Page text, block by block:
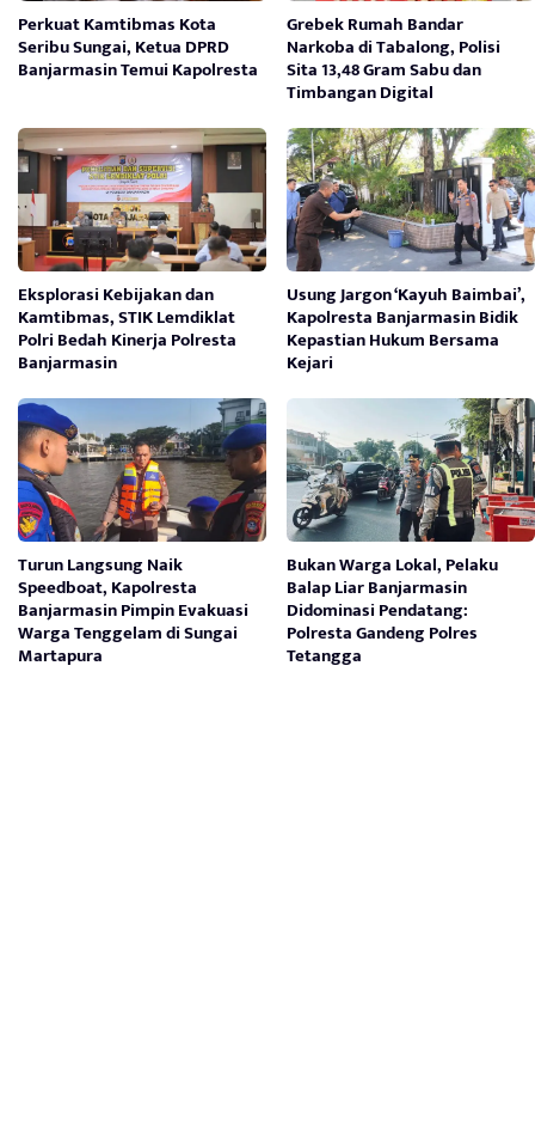
Perkuat Kamtibmas Kota
Seribu Sungai, Ketua DPRD
Banjarmasin Temui Kapolresta
Grebek Rumah Bandar
Narkoba di Tabalong, Polisi
Sita 13,48 Gram Sabu dan
Timbangan Digital
Eksplorasi Kebijakan dan
Kamtibmas, STIK Lemdiklat
Polri Bedah Kinerja Polresta
Banjarmasin
Usung Jargon ‘Kayuh Baimbai’,
Kapolresta Banjarmasin Bidik
Kepastian Hukum Bersama
Kejari
Turun Langsung Naik
Speedboat, Kapolresta
Banjarmasin Pimpin Evakuasi
Warga Tenggelam di Sungai
Martapura
Bukan Warga Lokal, Pelaku
Balap Liar Banjarmasin
Didominasi Pendatang:
Polresta Gandeng Polres
Tetangga